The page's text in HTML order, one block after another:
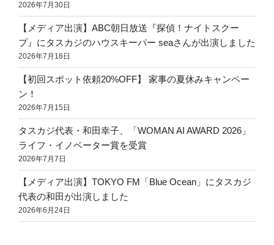
2026年7月30日
【メディア出演】ABC朝日放送『探偵！ナイトスクー
プ』にタスカジのハウスキーパー seaさんが出演しました
2026年7月18日
【初回スポット依頼20%OFF】 家事の夏休みキャンペー
ン！
2026年7月15日
タスカジ代表・和田幸子、「WOMAN AI AWARD 2026」
ライフ・イノベーター賞を受賞
2026年7月7日
【メディア出演】TOKYO FM「Blue Ocean」にタスカジ
代表の和田が出演しました
2026年6月24日